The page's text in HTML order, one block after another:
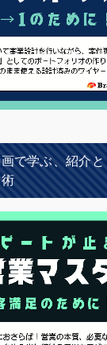
で学ぶ、紹介